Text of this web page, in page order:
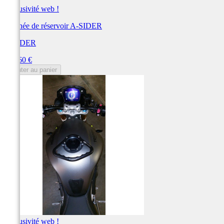
Exclusivité web !
Poignée de réservoir A-SIDER
A-SIDER
159,60 €
Ajouter au panier
Exclusivité web !